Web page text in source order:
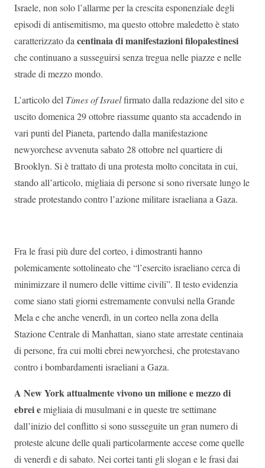
Israele, non solo l’allarme per la crescita esponenziale degli
episodi di antisemitismo, ma questo ottobre maledetto è stato
caratterizzato da centinaia di manifestazioni filopalestinesi
che continuano a susseguirsi senza tregua nelle piazze e nelle
strade di mezzo mondo.
L’articolo del Times of Israelfirmato dalla redazione del sito e
uscito domenica 29 ottobre riassume quanto sta accadendo in
vari punti del Pianeta, partendo dalla manifestazione
newyorchese avvenuta sabato 28 ottobre nel quartiere di
Brooklyn. Si è trattato di una protesta molto concitata in cui,
stando all’articolo, migliaia di persone si sono riversate lungo le
strade protestando contro l’azione militare israeliana a Gaza.
Fra le frasi più dure del corteo, i dimostranti hanno
polemicamente sottolineato che “l’esercito israeliano cerca di
minimizzare il numero delle vittime civili”. Il testo evidenzia
come siano stati giorni estremamente convulsi nella Grande
Mela e che anche venerdì, in un corteo nella zona della
Stazione Centrale di Manhattan, siano state arrestate centinaia
di persone, fra cui molti ebrei newyorchesi, che protestavano
contro i bombardamenti israeliani a Gaza.
A New York attualmente vivono un milione e mezzo di
ebrei emigliaia di musulmani e in queste tre settimane
dall’inizio del conflitto si sono susseguite un gran numero di
proteste alcune delle quali particolarmente accese come quelle
di venerdì e di sabato. Nei cortei tanti gli slogan e le frasi dai